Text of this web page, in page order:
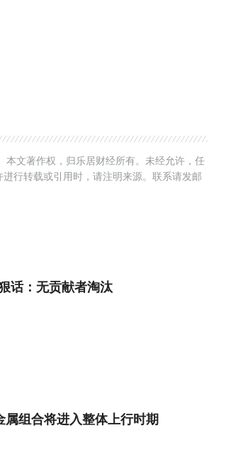
文著作权，归乐居财经所有。未经允许，任
行转载或引用时，请注明来源。联系请发邮
话：无贡献者淘汰
属组合将进入整体上行时期